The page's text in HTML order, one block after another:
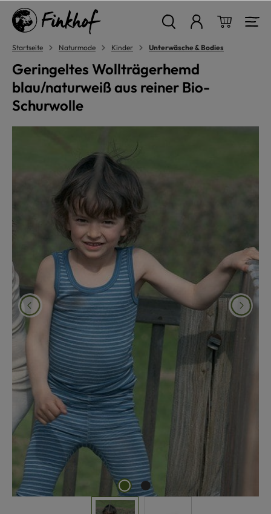
springen
Startseite Naturmode Kinder Unterwäsche & Bodies
Geringeltes Wollträgerhemd
blau/naturweiß aus reiner Bio-
Schurwolle